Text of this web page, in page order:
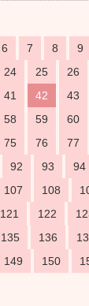
6 7 8 9
24 25 26
41 42 43
58 59 60
75 76 77
92 93 94
107 108
121 122
135 136
149 150